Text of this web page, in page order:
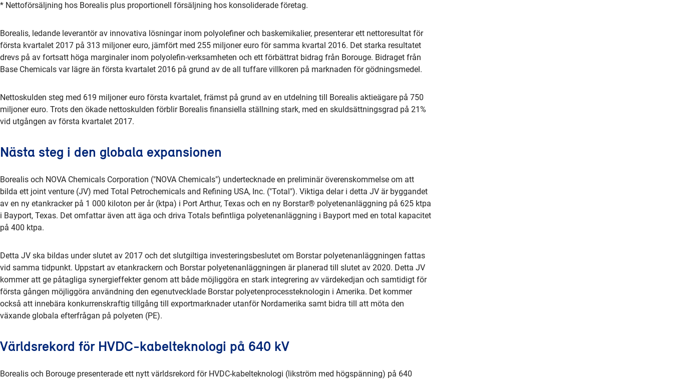
* Nettoförsäljning hos Borealis plus proportionell försäljning hos konsoliderade företag.
Borealis, ledande leverantör av innovativa lösningar inom polyolefiner och baskemikalier, presenterar ett nettoresultat för
första kvartalet 2017 på 313 miljoner euro, jämfört med 255 miljoner euro för samma kvartal 2016. Det starka resultatet
drevs på av fortsatt höga marginaler inom polyolefin-verksamheten och ett förbättrat bidrag från Borouge. Bidraget från
Base Chemicals var lägre än första kvartalet 2016 på grund av de all tuffare villkoren på marknaden för gödningsmedel.
Nettoskulden steg med 619 miljoner euro första kvartalet, främst på grund av en utdelning till Borealis aktieägare på 750
miljoner euro. Trots den ökade nettoskulden förblir Borealis finansiella ställning stark, med en skuldsättningsgrad på 21%
vid utgången av första kvartalet 2017.
Nästa steg i den globala expansionen
Borealis och NOVA Chemicals Corporation ("NOVA Chemicals") undertecknade en preliminär överenskommelse om att
bilda ett joint venture (JV) med Total Petrochemicals and Refining USA, Inc. ("Total"). Viktiga delar i detta JV är byggandet
av en ny etankracker på 1 000 kiloton per år (ktpa) i Port Arthur, Texas och en ny Borstar® polyetenanläggning på 625 ktpa
i Bayport, Texas. Det omfattar även att äga och driva Totals befintliga polyetenanläggning i Bayport med en total kapacitet
på 400 ktpa.
Detta JV ska bildas under slutet av 2017 och det slutgiltiga investeringsbeslutet om Borstar polyetenanläggningen fattas
vid samma tidpunkt. Uppstart av etankrackern och Borstar polyetenanläggningen är planerad till slutet av 2020. Detta JV
kommer att ge påtagliga synergieffekter genom att både möjliggöra en stark integrering av värdekedjan och samtidigt för
första gången möjliggöra användning den egenutvecklade Borstar polyetenprocessteknologin i Amerika. Det kommer
också att innebära konkurrenskraftig tillgång till exportmarknader utanför Nordamerika samt bidra till att möta den
växande globala efterfrågan på polyeten (PE).
Världsrekord för HVDC-kabelteknologi på 640 kV
Borealis och Borouge presenterade ett nytt världsrekord för HVDC-kabelteknologi (likström med högspänning) på 640